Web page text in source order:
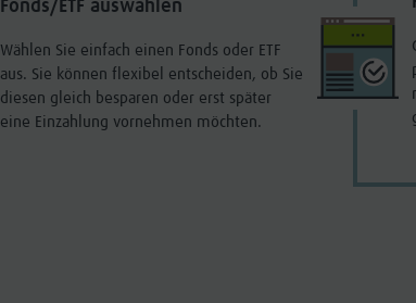
Fonds/ETF auswählen
Wählen Sie einfach einen Fonds oder ETF
aus. Sie können flexibel entscheiden, ob Sie
diesen gleich besparen oder erst später
eine Einzahlung vornehmen möchten.